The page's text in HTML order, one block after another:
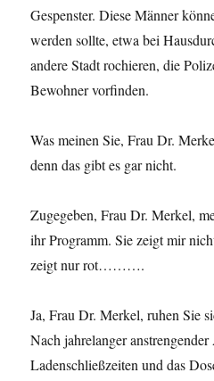
Gespenster. Diese Männer
werden sollte, etwa bei
andere Stadt rochieren, die
Bewohner vorfinden.
Was meinen Sie, Frau Dr.
denn das gibt es gar nicht.
Zugegeben, Frau Dr. Merkel,
ihr Programm. Sie zeigt mir
zeigt nur rot……….
Ja, Frau Dr. Merkel, ruhen Sie
Nach jahrelanger
Ladenschließzeiten und das